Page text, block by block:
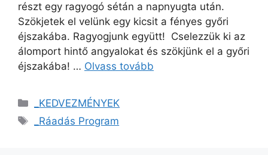
részt egy ragyogó sétán a napnyugta után.
Szökjetek el velünk egy kicsit a fényes győri
éjszakába. Ragyogjunk együtt! Cselezzük ki az
álomport hintő angyalokat és szökjünk el a győri
éjszakába! … Olvass tovább
_KEDVEZMÉNYEK
_Ráadás Program